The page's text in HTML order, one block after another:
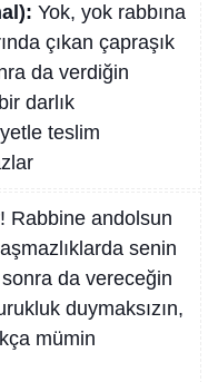
Yok, yok rabbına
çıkan çapraşık
da verdiğin
darlık
teslim
Rabbine andolsun
senin
da vereceğin
duymaksızın,
mümin